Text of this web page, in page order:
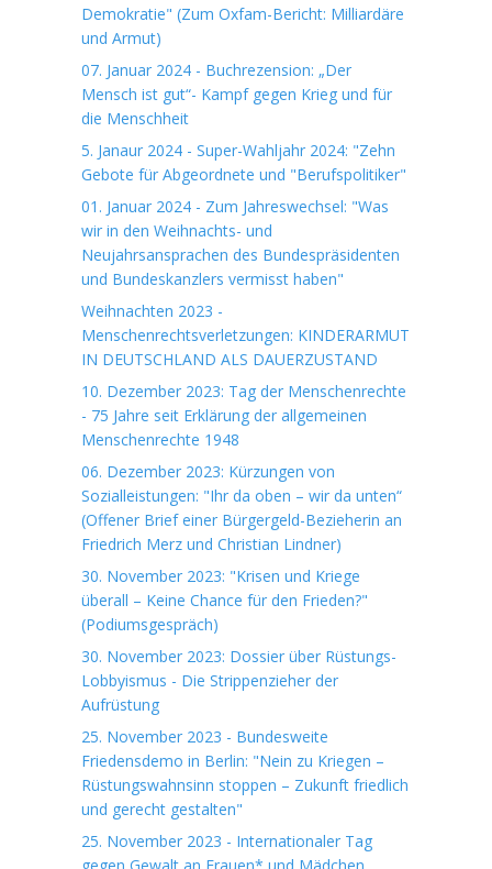
Demokratie" (Zum Oxfam-Bericht: Milliardäre
und Armut)
07. Januar 2024 - Buchrezension: „Der
Mensch ist gut“- Kampf gegen Krieg und für
die Menschheit
5. Janaur 2024 - Super-Wahljahr 2024: "Zehn
Gebote für Abgeordnete und "Berufspolitiker"
01. Januar 2024 - Zum Jahreswechsel: "Was
wir in den Weihnachts- und
Neujahrsansprachen des Bundespräsidenten
und Bundeskanzlers vermisst haben"
Weihnachten 2023 -
Menschenrechtsverletzungen: KINDERARMUT
IN DEUTSCHLAND ALS DAUERZUSTAND
10. Dezember 2023: Tag der Menschenrechte
- 75 Jahre seit Erklärung der allgemeinen
Menschenrechte 1948
06. Dezember 2023: Kürzungen von
Sozialleistungen: "Ihr da oben – wir da unten“
(Offener Brief einer Bürgergeld-Bezieherin an
Friedrich Merz und Christian Lindner)
30. November 2023: "Krisen und Kriege
überall – Keine Chance für den Frieden?"
(Podiumsgespräch)
30. November 2023: Dossier über Rüstungs-
Lobbyismus - Die Strippenzieher der
Aufrüstung
25. November 2023 - Bundesweite
Friedensdemo in Berlin: "Nein zu Kriegen –
Rüstungswahnsinn stoppen – Zukunft friedlich
und gerecht gestalten"
25. November 2023 - Internationaler Tag